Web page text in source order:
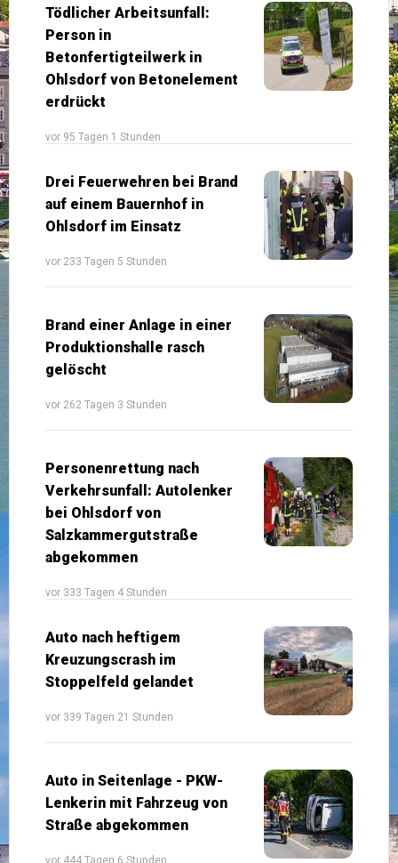
Tödlicher Arbeitsunfall:
Person in
Betonfertigteilwerk in
Ohlsdorf von Betonelement
erdrückt
vor 95 Tagen 1 Stunden
Drei Feuerwehren bei Brand
auf einem Bauernhof in
Ohlsdorf im Einsatz
vor 233 Tagen 5 Stunden
Brand einer Anlage in einer
Produktionshalle rasch
gelöscht
vor 262 Tagen 3 Stunden
Personenrettung nach
Verkehrsunfall: Autolenker
bei Ohlsdorf von
Salzkammergutstraße
abgekommen
vor 333 Tagen 4 Stunden
Auto nach heftigem
Kreuzungscrash im
Stoppelfeld gelandet
vor 339 Tagen 21 Stunden
Auto in Seitenlage - PKW-
Lenkerin mit Fahrzeug von
Straße abgekommen
vor 444 Tagen 6 Stunden